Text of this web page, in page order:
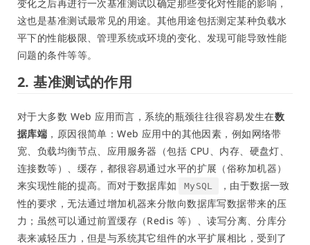
变化之后再进行一次基准测试以确定那些变化对性能的影响，
这也是基准测试最常见的用途。其他用途包括测定某种负载水
平下的性能极限、管理系统或环境的变化、发现可能导致性能
问题的条件等等。
2. 基准测试的作用
对于大多数 Web 应用而言，系统的瓶颈往往很容易发生在数
据库端 ，原因很简单：Web 应用中的其他因素，例如网络带
宽、负载均衡节点、应用服务器（包括 CPU、内存、硬盘灯、
连接数等）、缓存，都很容易通过水平的扩展（俗称加机器）
来实现性能的提高。而对于数据库如
MySQL
，由于数据一致
性的要求，无法通过增加机器来分散向数据库写数据带来的压
力；虽然可以通过前置缓存（Redis 等）、读写分离、分库分
表来减轻压力，但是与系统其它组件的水平扩展相比，受到了